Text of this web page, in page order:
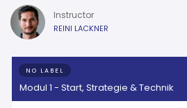
Instructor
REINI LACKNER
NO LABEL
Modul 1 - Start, Strategie & Technik